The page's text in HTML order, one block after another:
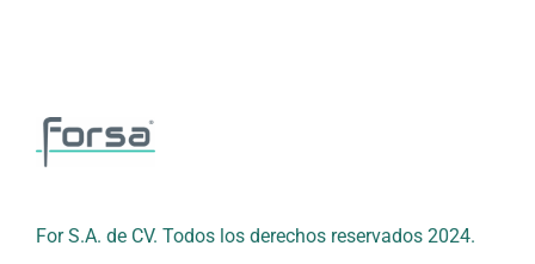
For S.A. de CV. Todos los derechos reservados 2024.